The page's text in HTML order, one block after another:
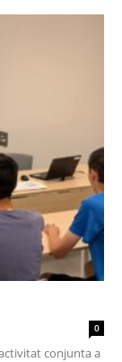
0
activitat conjunta a